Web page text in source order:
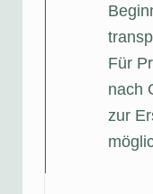
Für
nach
zur